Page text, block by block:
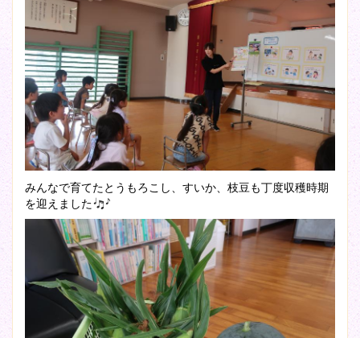
みんなで育てたとうもろこし、すいか、枝豆も丁度収穫時期
を迎えました